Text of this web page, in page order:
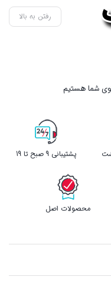
رفتن به بالا
پشتیبانی 9 صبح تا 19
محصولات اصل